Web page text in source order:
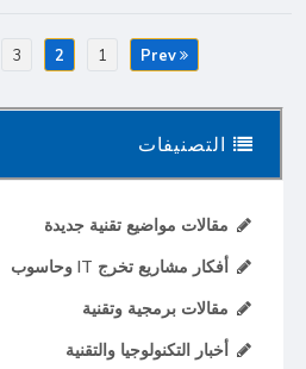
التصنيفات
مقالات مواضيع تقنية جديدة
أفكار مشاريع تخرج IT وحاسوب
مقالات برمجية وتقنية
أخبار التكنولوجيا والتقنية
Prev
1
2
3